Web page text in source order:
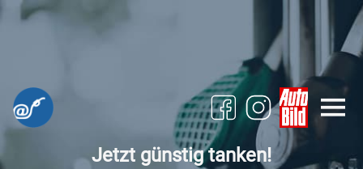
Jetzt günstig tanken!